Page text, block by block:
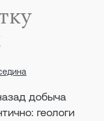
добыча
геологи